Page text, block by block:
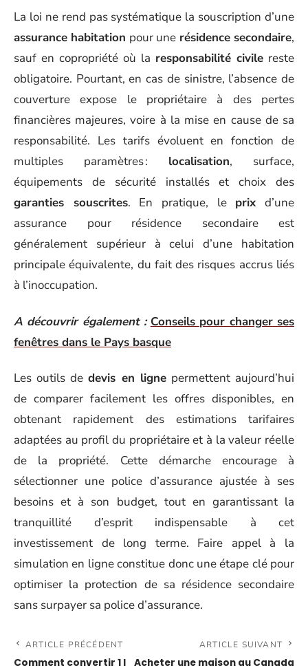
La loi ne rend pas systématique la souscription d’une
assurance habitation pour une résidence secondaire,
sauf en copropriété où la responsabilité civile reste
obligatoire. Pourtant, en cas de sinistre, l’absence de
couverture expose le propriétaire à des pertes
financières majeures, voire à la mise en cause de sa
responsabilité. Les tarifs évoluent en fonction de
multiples paramètres : localisation, surface,
équipements de sécurité installés et choix des
garanties souscrites. En pratique, le prix d’une
assurance pour résidence secondaire est
généralement supérieur à celui d’une habitation
principale équivalente, du fait des risques accrus liés
à l’inoccupation.
A découvrir également : Conseils pour changer ses
fenêtres dans le Pays basque
Les outils dedevis en lignepermettent aujourd’hui
de comparer facilement les offres disponibles, en
obtenant rapidement des estimations tarifaires
adaptées au profil du propriétaire et à la valeur réelle
de la propriété. Cette démarche encourage à
sélectionner une police d’assurance ajustée à ses
besoins et à son budget, tout en garantissant la
tranquillité d’esprit indispensable à cet
investissement de long terme. Faire appel à la
simulation en ligne constitue donc une étape clé pour
optimiser la protection de sa résidence secondaire
sans surpayer sa police d’assurance.
ARTICLE PRÉCÉDENT
Comment convertir 1 l
ARTICLE SUIVANT
Acheter une maison au Canada